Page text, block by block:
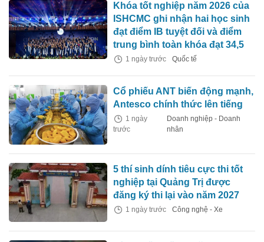
Khóa tốt nghiệp năm 2026 của
ISHCMC ghi nhận hai học sinh
đạt điểm IB tuyệt đối và điểm
trung bình toàn khóa đạt 34,5
1 ngày trước Quốc tế
Cổ phiếu ANT biến động mạnh,
Antesco chính thức lên tiếng
1 ngày
trước
Doanh nghiệp - Doanh
nhân
5 thí sinh dính tiêu cực thi tốt
nghiệp tại Quảng Trị được
đăng ký thi lại vào năm 2027
1 ngày trước Công nghệ - Xe